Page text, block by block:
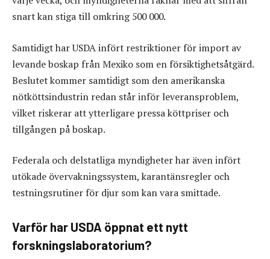
snart kan stiga till omkring 500 000.
Samtidigt har USDA infört restriktioner för import av
levande boskap från Mexiko som en försiktighetsåtgärd.
Beslutet kommer samtidigt som den amerikanska
nötköttsindustrin redan står inför leveransproblem,
vilket riskerar att ytterligare pressa köttpriser och
tillgången på boskap.
Federala och delstatliga myndigheter har även infört
utökade övervakningssystem, karantänsregler och
testningsrutiner för djur som kan vara smittade.
Varför har USDA öppnat ett nytt
forskningslaboratorium?